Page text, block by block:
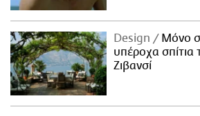
Design
Μόνο
υπέροχα σπίτια
Ζιβανσί